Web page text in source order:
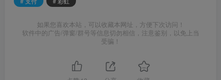
如果您喜欢本站，可以收藏本网址，方便下次访问！
软件中的广告/弹窗/群号等信息切勿相信，注意鉴别，以免上当
受骗！